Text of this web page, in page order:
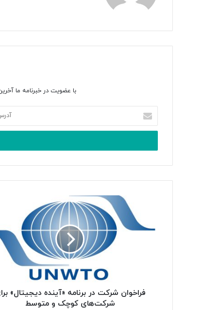
با عضویت در خبرنامه ما
ایمیل
خود
وارد
فراخوان شرکت در برنامه «آینده دیجیتال»
شرکت‌های کوچک و متوسط